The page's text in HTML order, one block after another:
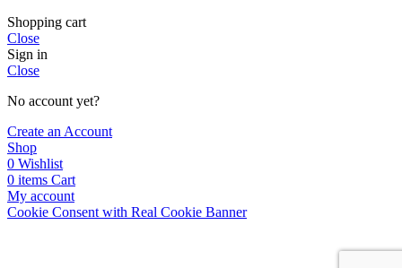
Shopping cart
Close
Sign in
Close
No account yet?
Create an Account
Shop
0 Wishlist
0 items Cart
My account
Cookie Consent with Real Cookie Banner